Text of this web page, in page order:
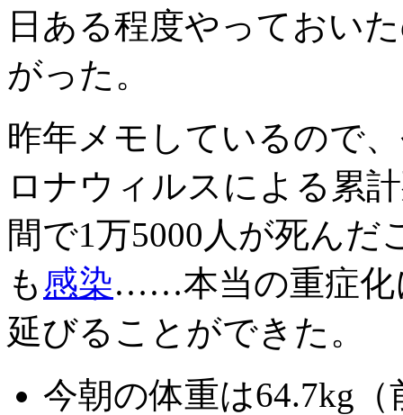
日ある程度やっておい
がった。
昨年メモしているので
ロナウィルスによる累
間で1万5000人が死ん
も感染……本当の重症化
延びることができた。
今朝の体重は64.7kg